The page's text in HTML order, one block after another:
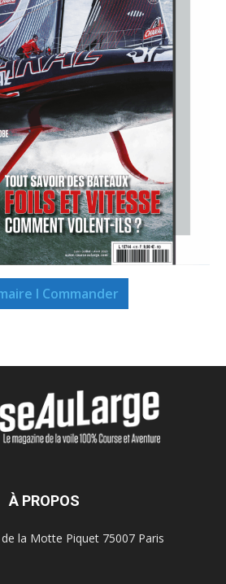
I Commander
À PROPOS
la Motte Piquet 75007 Paris